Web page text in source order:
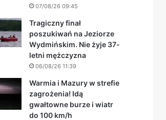
07/08/26 09:45
Tragiczny finał
poszukiwań na Jeziorze
Wydmińskim. Nie żyje 37-
letni mężczyzna
06/08/26 11:39
Warmia i Mazury w strefie
zagrożenia! Idą
gwałtowne burze i wiatr
do 100 km/h